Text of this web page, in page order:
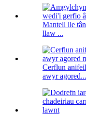
Mantell lle
llaw ...
Cerflun
awyr agored...